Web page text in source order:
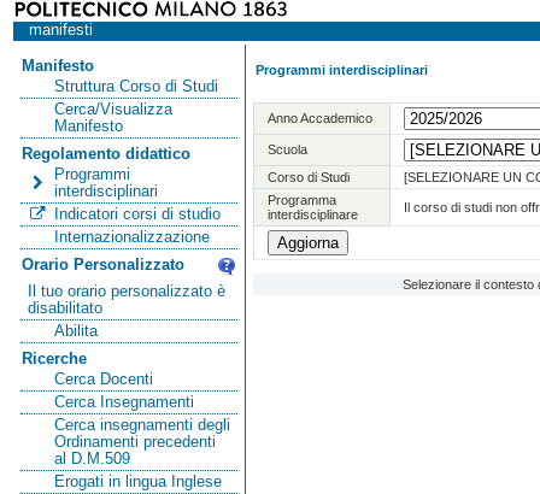
manifesti
Manifesto
Struttura Corso di Studi
Cerca/Visualizza
Manifesto
Regolamento didattico
Programmi
interdisciplinari
Indicatori corsi di studio
Internazionalizzazione
Orario Personalizzato
Il tuo orario personalizzato è
disabilitato
Abilita
Ricerche
Cerca Docenti
Cerca Insegnamenti
Cerca insegnamenti degli
Ordinamenti precedenti
al D.M.509
Erogati in lingua Inglese
Programmi interdisciplinari
Anno Accademico
Scuola
Corso di Studi
[SELEZIONARE UN
Programma
interdisciplinare
Il corso di studi non
Selezionare il